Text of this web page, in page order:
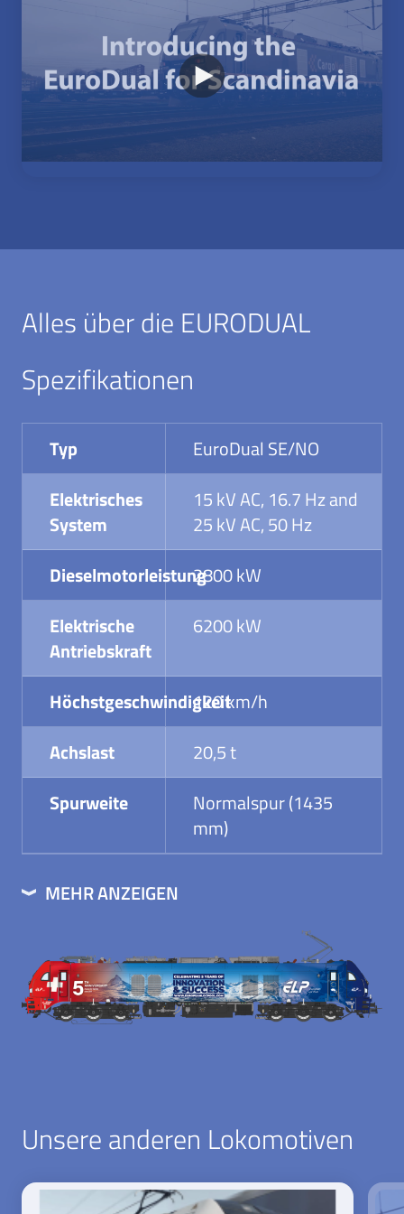
Alles über die EURODUAL
Spezifikationen
Typ
EuroDual SE/NO
Elektrisches
System
15 kV AC, 16.7 Hz and
25 kV AC, 50 Hz
Dieselmotorleistung2800 kW
Elektrische
Antriebskraft
6200 kW
Höchstgeschwindigkeit120 km/h
Achslast
20,5 t
Spurweite
Normalspur (1435
mm)
MEHR ANZEIGEN
Unsere anderen Lokomotiven